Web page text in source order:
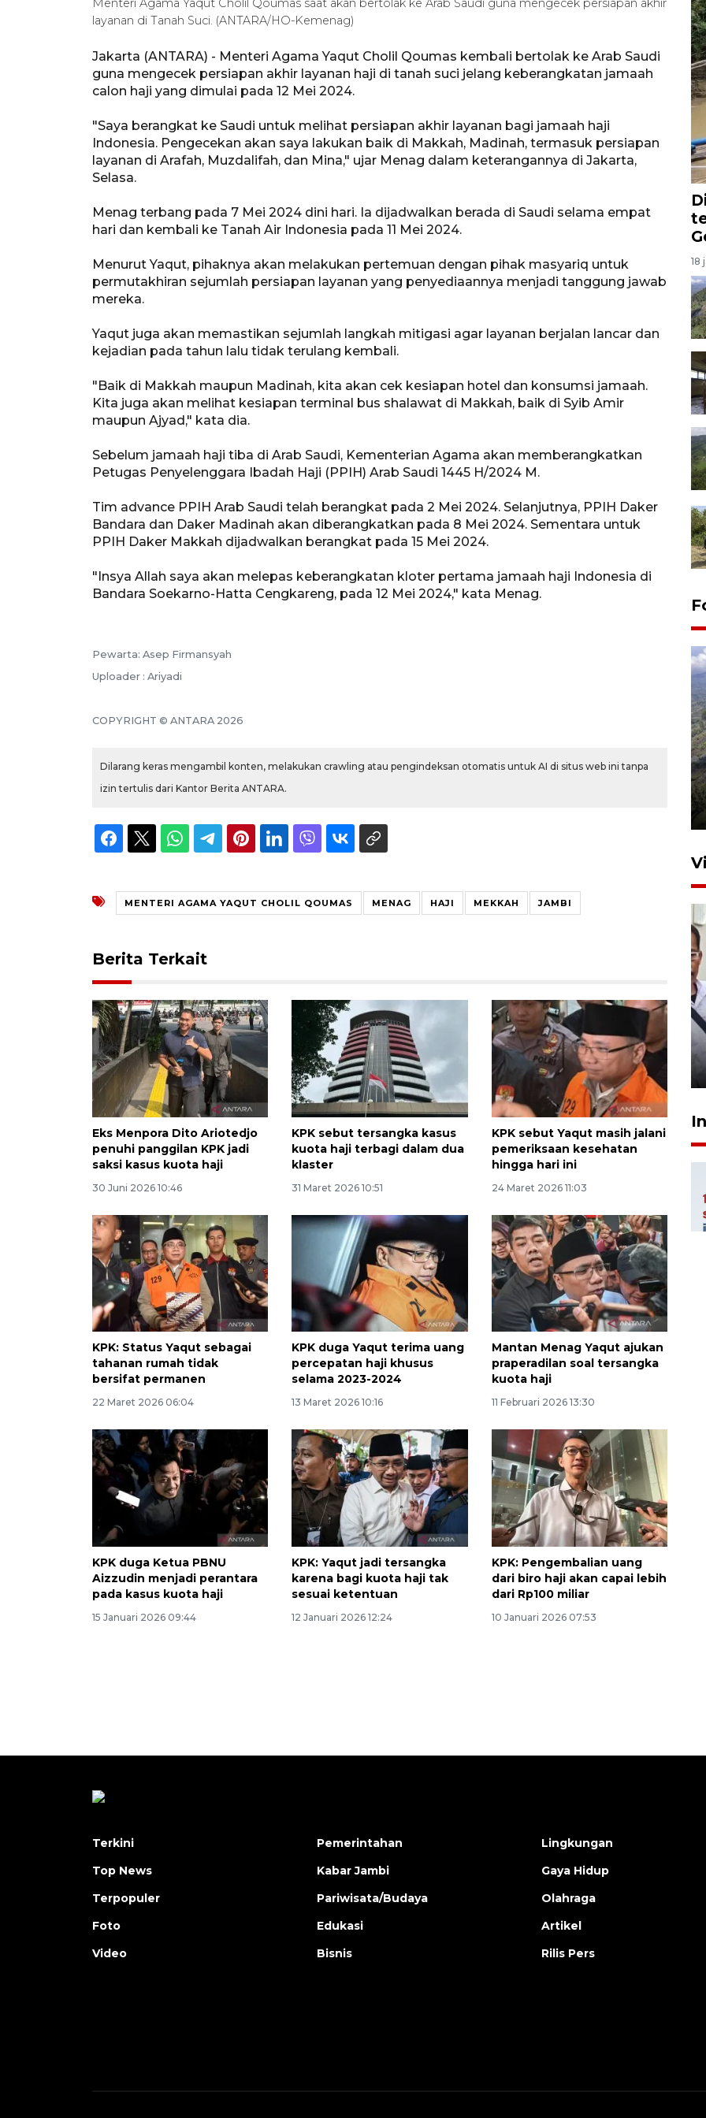
Menteri Agama Yaqut Cholil Qoumas saat akan bertolak ke Arab Saudi guna mengecek persiapan akhir
layanan di Tanah Suci. (ANTARA/HO-Kemenag)
Jakarta (ANTARA) - Menteri Agama Yaqut Cholil Qoumas kembali bertolak ke Arab Saudi
guna mengecek persiapan akhir layanan haji di tanah suci jelang keberangkatan jamaah
calon haji yang dimulai pada 12 Mei 2024.
"Saya berangkat ke Saudi untuk melihat persiapan akhir layanan bagi jamaah haji
Indonesia. Pengecekan akan saya lakukan baik di Makkah, Madinah, termasuk persiapan
layanan di Arafah, Muzdalifah, dan Mina," ujar Menag dalam keterangannya di Jakarta,
Selasa.
Menag terbang pada 7 Mei 2024 dini hari. Ia dijadwalkan berada di Saudi selama empat
hari dan kembali ke Tanah Air Indonesia pada 11 Mei 2024.
Menurut Yaqut, pihaknya akan melakukan pertemuan dengan pihak masyariq untuk
permutakhiran sejumlah persiapan layanan yang penyediaannya menjadi tanggung jawab
mereka.
Yaqut juga akan memastikan sejumlah langkah mitigasi agar layanan berjalan lancar dan
kejadian pada tahun lalu tidak terulang kembali.
"Baik di Makkah maupun Madinah, kita akan cek kesiapan hotel dan konsumsi jamaah.
Kita juga akan melihat kesiapan terminal bus shalawat di Makkah, baik di Syib Amir
maupun Ajyad," kata dia.
Sebelum jamaah haji tiba di Arab Saudi, Kementerian Agama akan memberangkatkan
Petugas Penyelenggara Ibadah Haji (PPIH) Arab Saudi 1445 H/2024 M.
Tim advance PPIH Arab Saudi telah berangkat pada 2 Mei 2024. Selanjutnya, PPIH Daker
Bandara dan Daker Madinah akan diberangkatkan pada 8 Mei 2024. Sementara untuk
PPIH Daker Makkah dijadwalkan berangkat pada 15 Mei 2024.
"Insya Allah saya akan melepas keberangkatan kloter pertama jamaah haji Indonesia di
Bandara Soekarno-Hatta Cengkareng, pada 12 Mei 2024," kata Menag.
Pewarta: Asep Firmansyah
Uploader : Ariyadi
COPYRIGHT © ANTARA 2026
Dilarang keras mengambil konten, melakukan crawling atau pengindeksan otomatis untuk AI di situs web ini tanpa
izin tertulis dari Kantor Berita ANTARA.
MENTERI AGAMA YAQUT CHOLIL QOUMAS MENAG HAJI MEKKAH JAMBI
Berita Terkait
Eks Menpora Dito Ariotedjo
penuhi panggilan KPK jadi
saksi kasus kuota haji
30 Juni 2026 10:46
KPK sebut tersangka kasus
kuota haji terbagi dalam dua
klaster
31 Maret 2026 10:51
KPK sebut Yaqut masih jalani
pemeriksaan kesehatan
hingga hari ini
24 Maret 2026 11:03
KPK: Status Yaqut sebagai
tahanan rumah tidak
bersifat permanen
22 Maret 2026 06:04
KPK duga Yaqut terima uang
percepatan haji khusus
selama 2023-2024
13 Maret 2026 10:16
Mantan Menag Yaqut ajukan
praperadilan soal tersangka
kuota haji
11 Februari 2026 13:30
KPK duga Ketua PBNU
Aizzudin menjadi perantara
pada kasus kuota haji
15 Januari 2026 09:44
KPK: Yaqut jadi tersangka
karena bagi kuota haji tak
sesuai ketentuan
12 Januari 2026 12:24
KPK: Pengembalian uang
dari biro haji akan capai lebih
dari Rp100 miliar
10 Januari 2026 07:53
18
Penyusutan debit air Sungai
Menkum ungkap alasan
pemerintah perketat
naturalisasi WNA
8 jam lalu
Ekonomi triwulan II-2026
tumbuh 5,29 persen
Terkini
Top News
Terpopuler
Foto
Video
Pemerintahan
Kabar Jambi
Pariwisata/Budaya
Edukasi
Bisnis
Lingkungan
Gaya Hidup
Olahraga
Artikel
Rilis Pers